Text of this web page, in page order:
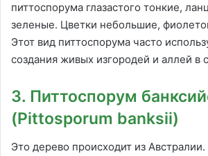
питтоспорума глазастого тонкие,
зеленые. Цветки небольшие,
Этот вид питтоспорума часто
создания живых изгородей и аллей в
3. Питтоспорум
(Pittosporum banksii)
Это дерево происходит из